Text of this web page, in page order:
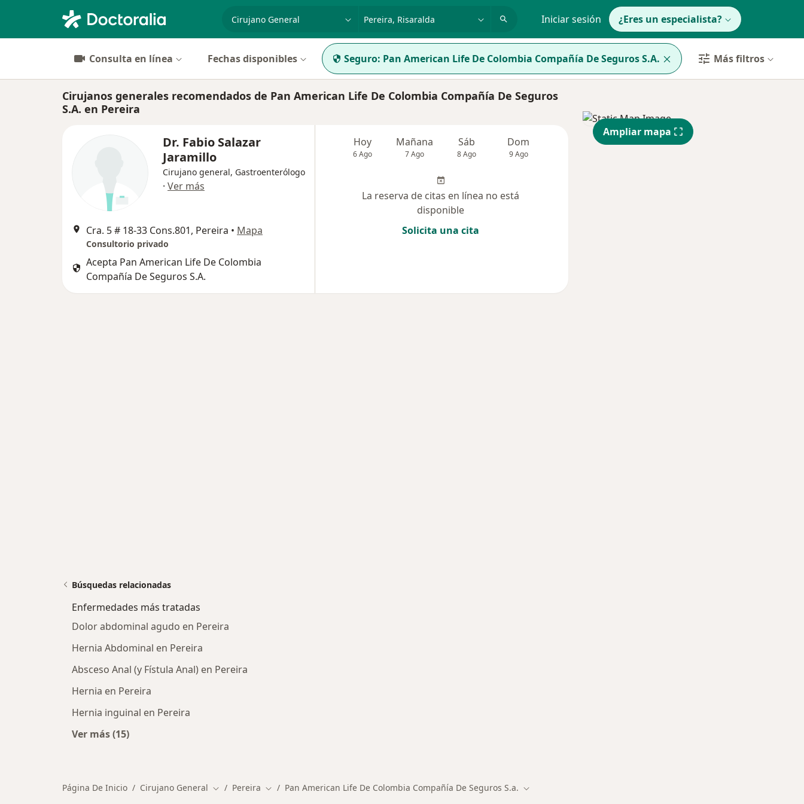
Iniciar sesión ¿Eres un especialista?
Consulta en línea Fechas disponibles Seguro: Pan American Life De Colombia Compañía De Seguros S.A. Más filtros
Cirujanos generales recomendados de Pan American Life De Colombia Compañía De Seguros
S.A. en Pereira
Dr. Fabio Salazar
Jaramillo
Cirujano general, Gastroenterólogo
· Ver más
Cra. 5 # 18-33 Cons.801, Pereira • Mapa
Consultorio privado
Acepta Pan American Life De Colombia
Compañía De Seguros S.A.
Hoy
6 Ago
Mañana
7 Ago
Sáb
8 Ago
Dom
9 Ago
Mar Mié
La reserva de citas en línea no está
disponible
Solicita una cita
Ampliar mapa
Búsquedas relacionadas
Enfermedades más tratadas
Dolor abdominal agudo en Pereira
Hernia Abdominal en Pereira
Absceso Anal (y Fístula Anal) en Pereira
Hernia en Pereira
Hernia inguinal en Pereira
Ver más (15)
Página De Inicio Cirujano General Cambiar de ciudad
Pereira Cambiar de ciudad
Pan American Life De Colombia Compañía De Seguros S.a. Cambiar de ciudad